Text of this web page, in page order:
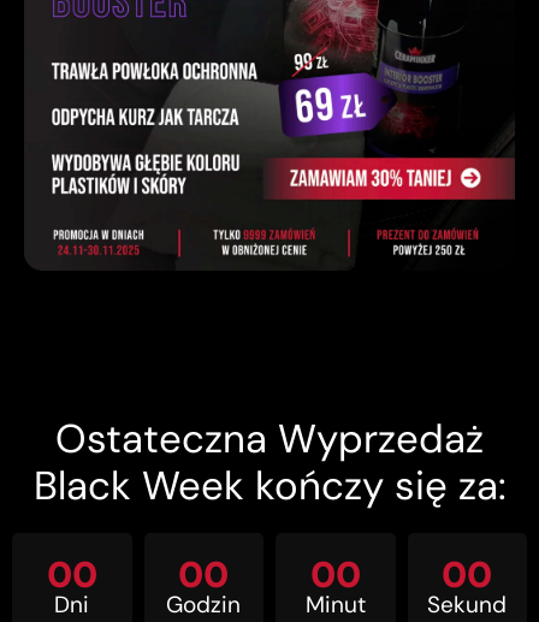
Ostateczna Wyprzedaż
Black Week kończy się za:
00
Dni
00
Godzin
00
Minut
00
Sekund